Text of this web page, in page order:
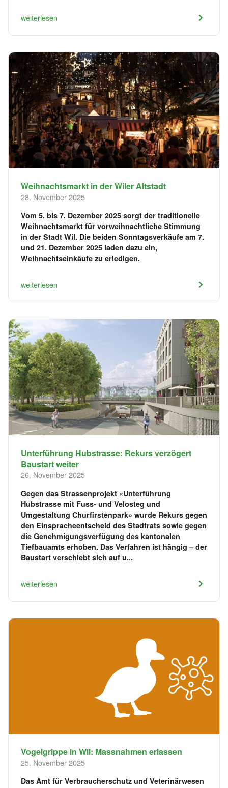
weiterlesen
Weihnachtsmarkt in der Wiler Altstadt
28. November 2025
Vom 5. bis 7. Dezember 2025 sorgt der traditionelle
Weihnachtsmarkt für vorweihnachtliche Stimmung
in der Stadt Wil. Die beiden Sonntagsverkäufe am 7.
und 21. Dezember 2025 laden dazu ein,
Weihnachtseinkäufe zu erledigen.
weiterlesen
Unterführung Hubstrasse: Rekurs verzögert
Baustart weiter
26. November 2025
Gegen das Strassenprojekt «Unterführung
Hubstrasse mit Fuss- und Velosteg und
Umgestaltung Churfirstenpark» wurde Rekurs gegen
den Einspracheentscheid des Stadtrats sowie gegen
die Genehmigungsverfügung des kantonalen
Tiefbauamts erhoben. Das Verfahren ist hängig – der
Baustart verschiebt sich auf u...
weiterlesen
Vogelgrippe in Wil: Massnahmen erlassen
25. November 2025
Das Amt für Verbraucherschutz und Veterinärwesen